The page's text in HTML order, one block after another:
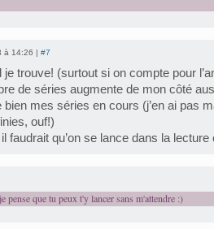
à 14:26 | #7
je trouve! (surtout si on compte pour
de séries augmente de mon côté
bien mes séries en cours (j’en ai pas
ouf!)
il faudrait qu’on se lance dans la
pense que tu peux t'y lancer sans m'attendre :)